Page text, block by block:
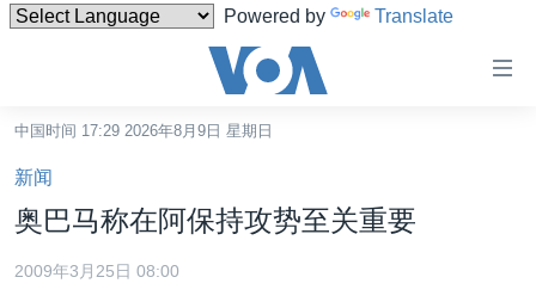
Powered by Translate
碍
链
接
跳
转
中国
中国时间 17:29 2026年8月9日 星期日
新闻
奥巴马称在阿保持攻势至关重要
2009年3月25日 08:00